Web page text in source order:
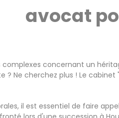
avocat
concernant un
Ne cherchez plus ! Le
il est essentiel de faire